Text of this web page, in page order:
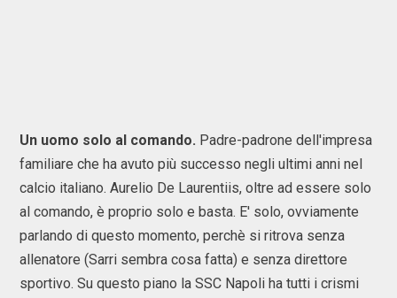
Un uomo solo al comando. Padre-padrone dell'impresa
familiare che ha avuto più successo negli ultimi anni nel
calcio italiano. Aurelio De Laurentiis, oltre ad essere solo
al comando, è proprio solo e basta. E' solo, ovviamente
parlando di questo momento, perchè si ritrova senza
allenatore (Sarri sembra cosa fatta) e senza direttore
sportivo. Su questo piano la SSC Napoli ha tutti i crismi